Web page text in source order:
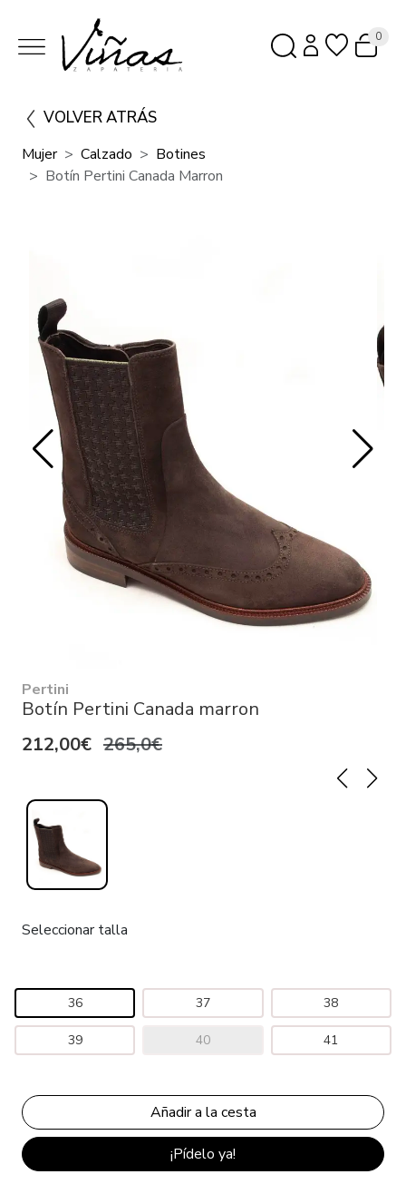
0
VOLVER ATRÁS
Mujer Calzado
Botines
Botín Pertini Canada Marron
Pertini
Botín Pertini Canada marron
212,00€ 265,0€
Seleccionar talla
36 37 38
39 40 41
¡Pídelo ya!